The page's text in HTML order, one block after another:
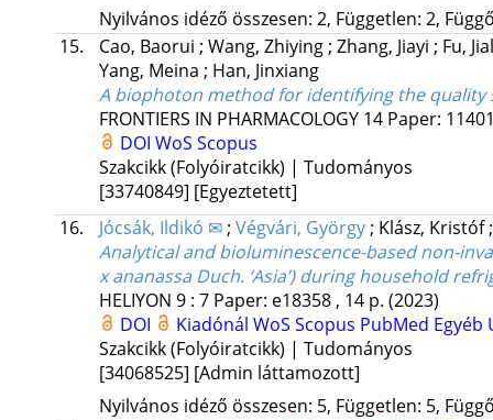
Nyilvános idéző összesen: 2, Független: 2,
15.
Cao, Baorui ; Wang, Zhiying; Zhang, Jiayi ; Fu,
Yang, Meina ; Han, Jinxiang
A biophoton method for identifying the quality
FRONTIERS IN PHARMACOLOGY 14 Paper:
DOI WoS Scopus
Szakcikk (Folyóiratcikk) | Tudományos
[33740849] [Egyeztetett]
16.
Jócsák, Ildikó ✉; Végvári, György; Klász, Kristóf
Analytical and bioluminescence-based non-
x ananassa Duch. ‘Asia’) during household
HELIYON 9: 7 Paper: e18358 , 14 p. (2023)
DOI
Kiadónál WoS Scopus PubMed Egyéb
Szakcikk (Folyóiratcikk) | Tudományos
[34068525] [Admin láttamozott]
Nyilvános idéző összesen: 5, Független: 5,